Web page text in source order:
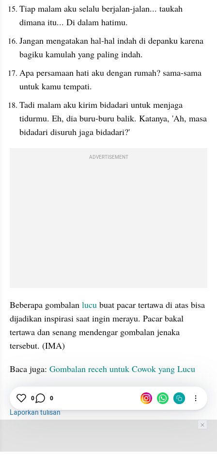
Tiap malam aku selalu berjalan-jalan... taukah
dimana itu... Di dalam hatimu.
Jangan mengatakan hal-hal indah di depanku karena
bagiku kamulah yang paling indah.
Apa persamaan hati aku dengan rumah? sama-sama
untuk kamu tempati.
Tadi malam aku kirim bidadari untuk menjaga
tidurmu. Eh, dia buru-buru balik. Katanya, 'Ah, masa
bidadari disuruh jaga bidadari?'
ADVERTISEMENT
Beberapa gombalan lucu buat pacar tertawa di atas bisa
dijadikan inspirasi saat ingin merayu. Pacar bakal
tertawa dan senang mendengar gombalan jenaka
tersebut. (IMA)
Baca juga: Gombalan receh untuk Cowok yang Lucu
Pacar Gombal
Laporkan tulisan
0 0